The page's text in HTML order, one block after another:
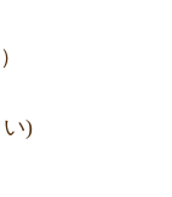
)